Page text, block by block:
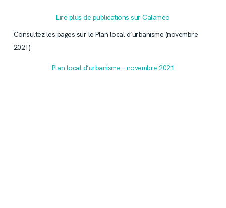
Lire plus de publications sur Calaméo
Consultez les pages sur le Plan local d’urbanisme (novembre
2021)
Plan local d’urbanisme – novembre 2021